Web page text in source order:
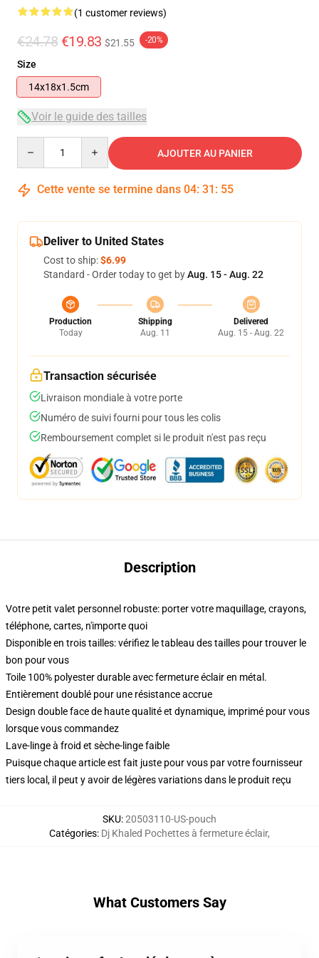
(1 customer reviews)
€24.78 €19.83 $21.55 -20%
Size
14x18x1.5cm
Voir le guide des tailles
AJOUTER AU PANIER
Cette vente se termine dans 04: 31 : 54
Deliver to United States
Cost to ship:$6.99
Standard - Order today to get byAug. 15 - Aug. 22
Production
Today
Shipping
Aug. 11
Delivered
Aug. 15 - Aug. 22
Transaction sécurisée
Livraison mondiale à votre porte
Numéro de suivi fourni pour tous les colis
Remboursement complet si le produit n'est pas reçu
Description
Votre petit valet personnel robuste: porter votre maquillage, crayons,
téléphone, cartes, n'importe quoi
Disponible en trois tailles: vérifiez le tableau des tailles pour trouver le
bon pour vous
Toile 100% polyester durable avec fermeture éclair en métal.
Entièrement doublé pour une résistance accrue
Design double face de haute qualité et dynamique, imprimé pour vous
lorsque vous commandez
Lave-linge à froid et sèche-linge faible
Puisque chaque article est fait juste pour vous par votre fournisseur
tiers local, il peut y avoir de légères variations dans le produit reçu
SKU:20503110-US-pouch
Catégories: Dj Khaled Pochettes à fermeture éclair,
What Customers Say